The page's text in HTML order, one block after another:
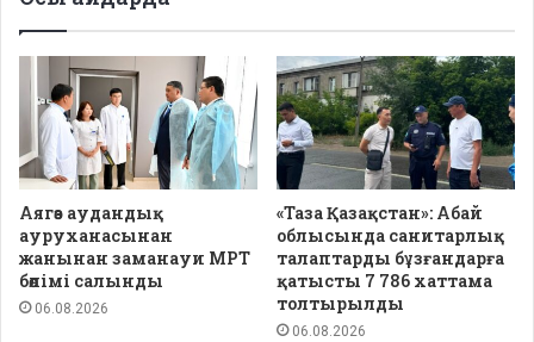
Аягөз аудандық
ауруханасынан
жанынан заманауи МРТ
бөлімі салынды
06.08.2026
«Таза Қазақстан»: Абай
облысында санитарлық
талаптарды бұзғандарға
қатысты 7 786 хаттама
толтырылды
06.08.2026